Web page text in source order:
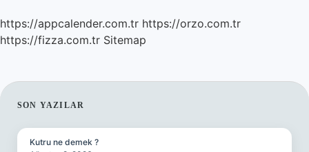
https://appcalender.com.tr https://orzo.com.tr
https://fizza.com.tr Sitemap
SIDEBAR
SON YAZILAR
Kutru ne demek ?